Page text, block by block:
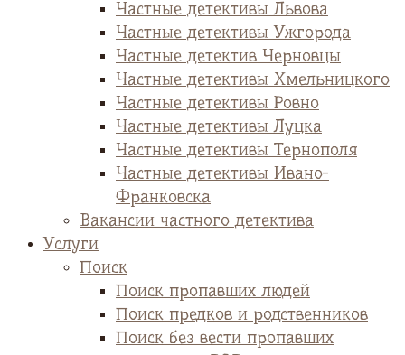
Частные детективы Львова
Частные детективы Ужгорода
Частные детектив Черновцы
Частные детективы Хмельницкого
Частные детективы Ровно
Частные детективы Луцка
Частные детективы Тернополя
Частные детективы Ивано-
Франковска
Вакансии частного детектива
Услуги
Поиск
Поиск пропавших людей
Поиск предков и родственников
Поиск без вести пропавших